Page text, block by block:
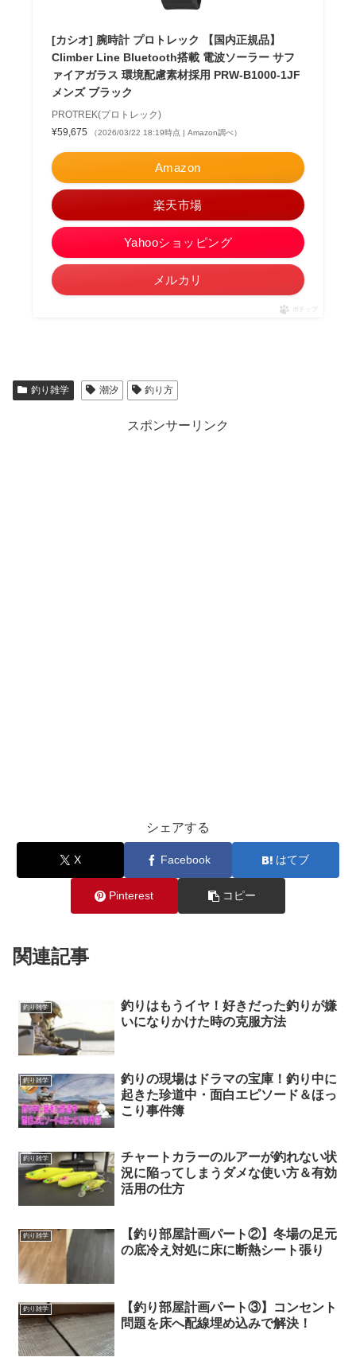
[カシオ] 腕時計 プロトレック 【国内正規品】
Climber Line Bluetooth搭載 電波ソーラー サフ
ァイアガラス 環境配慮素材採用 PRW-B1000-1JF
メンズ ブラック
PROTREK(プロトレック)
¥59,675
（2026/03/22 18:19時点 | Amazon調べ）
Amazon
楽天市場
Yahooショッピング
メルカリ
ポチップ
釣り雑学 潮汐 釣り方
スポンサーリンク
シェアする
X Facebook はてブ
Pinterest コピー
関連記事
釣り雑学
釣りはもうイヤ！好きだった釣りが嫌
いになりかけた時の克服方法
釣り雑学
釣りの現場はドラマの宝庫！釣り中に
起きた珍道中・面白エピソード＆ほっ
こり事件簿
釣り雑学
チャートカラーのルアーが釣れない状
況に陥ってしまうダメな使い方＆有効
活用の仕方
釣り雑学
【釣り部屋計画パート②】冬場の足元
の底冷え対処に床に断熱シート張り
釣り雑学
【釣り部屋計画パート③】コンセント
問題を床へ配線埋め込みで解決！